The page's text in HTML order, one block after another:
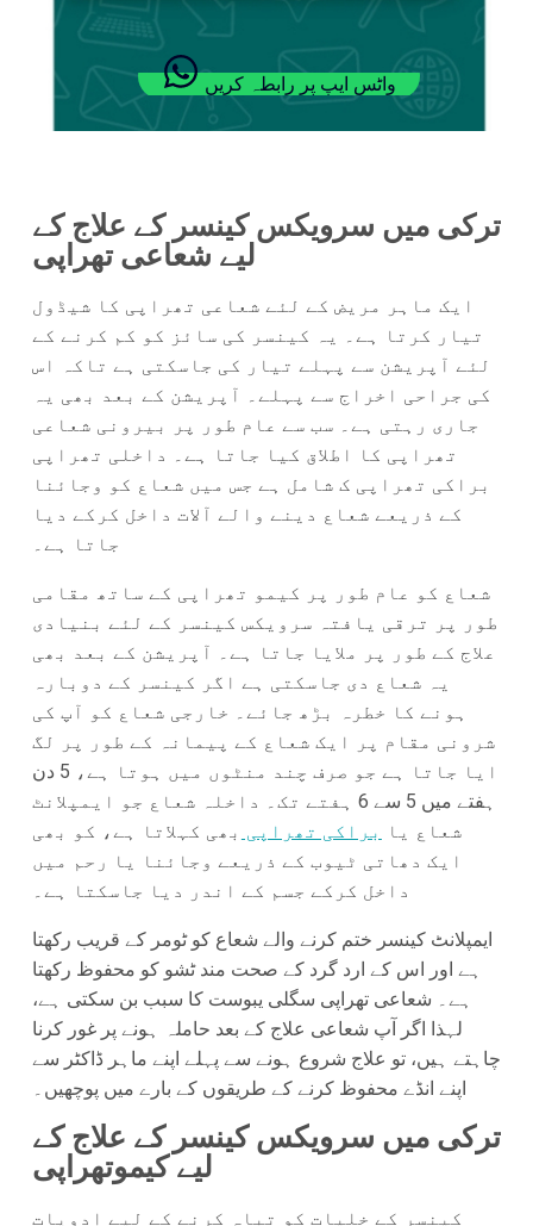
واٹس ایپ پر رابطہ کریں
ترکی میں سرویکس کینسر کے علاج کے
لیے شعاعی تھراپی
ایک ماہر مریض کے لئے شعاعی تھراپی کا شیڈول
تیار کرتا ہے۔ یہ کینسر کی سائز کو کم کرنے کے
لئے آپریشن سے پہلے تیار کی جاسکتی ہے تاکہ اس
کی جراحی اخراج سے پہلے۔ آپریشن کے بعد بھی یہ
جاری رہتی ہے۔ سب سے عام طور پر بیرونی شعاعی
تھراپی کا اطلاق کیا جاتا ہے۔ داخلی تھراپی
براکی تھراپی ک شامل ہے جس میں شعاع کو وجائنا
کے ذریعے شعاع دینے والے آلات داخل کرکے دیا
جاتا ہے۔
شعاع کو عام طور پر کیمو تھراپی کے ساتھ مقامی
طور پر ترقی یافتہ سرویکس کینسر کے لئے بنیادی
علاج کے طور پر ملایا جاتا ہے۔ آپریشن کے بعد بھی
یہ شعاع دی جاسکتی ہے اگر کینسر کے دوبارہ
ہونے کا خطرہ بڑھ جائے۔ خارجی شعاع کو آپ کی
شرونی مقام پر ایک شعاع کے پیمانہ کے طور پر لگ
ایا جاتا ہے جو صرف چند منٹوں میں ہوتا ہے، 5 دن
ہفتے میں 5 سے 6 ہفتے تک۔ داخلہ شعاع جو ایمپلانٹ
شعاع یا
براکی تھراپی بھی کہلاتا ہے، کو بھی
ایک دھاتی ٹیوب کے ذریعے وجائنا یا رحم میں
داخل کرکے جسم کے اندر دیا جاسکتا ہے۔
ایمپلانٹ کینسر ختم کرنے والے شعاع کو ٹومر کے قریب رکھتا
ہے اور اس کے ارد گرد کے صحت مند ٹشو کو محفوظ رکھتا
ہے۔ شعاعی تھراپی سگلی یبوست کا سبب بن سکتی ہے،
لہذا اگر آپ شعاعی علاج کے بعد حاملہ ہونے پر غور کرنا
چاہتے ہیں، تو علاج شروع ہونے سے پہلے اپنے ماہر ڈاکٹر سے
اپنے انڈے محفوظ کرنے کے طریقوں کے بارے میں پوچھیں۔
ترکی میں سرویکس کینسر کے علاج کے
لیے کیموتھراپی
کینسر کے خلیات کو تباہ کرنے کے لیے ادویات